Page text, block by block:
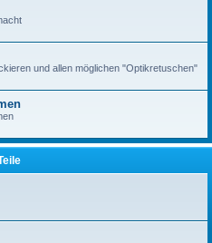
und allen möglichen "Optikretuschen"